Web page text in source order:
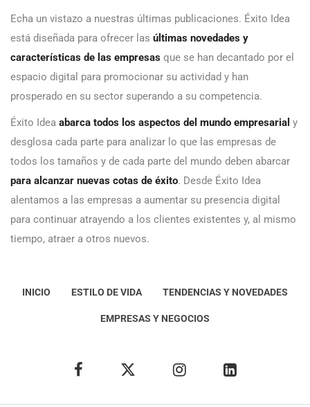
Echa un vistazo a nuestras últimas publicaciones. Éxito Idea
está diseñada para ofrecer las últimas novedades y
características de las empresas que se han decantado por el
espacio digital para promocionar su actividad y han
prosperado en su sector superando a su competencia.
Éxito Idea abarca todos los aspectos del mundo empresarial y
desglosa cada parte para analizar lo que las empresas de
todos los tamaños y de cada parte del mundo deben abarcar
para alcanzar nuevas cotas de éxito. Desde Éxito Idea
alentamos a las empresas a aumentar su presencia digital
para continuar atrayendo a los clientes existentes y, al mismo
tiempo, atraer a otros nuevos.
INICIO ESTILO DE VIDA TENDENCIAS Y NOVEDADES
EMPRESAS Y NEGOCIOS